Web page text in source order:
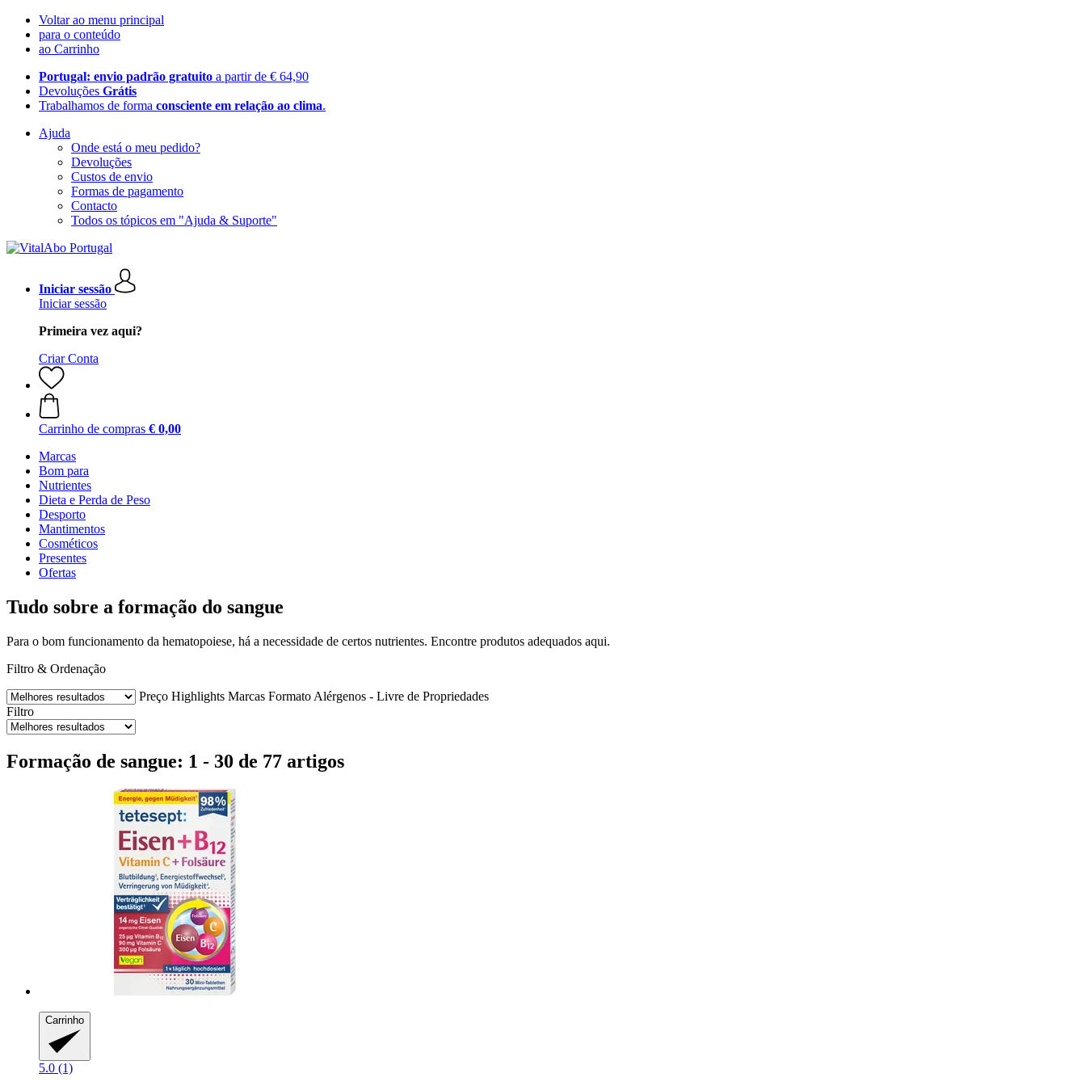
Voltar ao menu principal
para o conteúdo
ao Carrinho
Portugal: envio padrão gratuito a partir de € 64,90
Devoluções Grátis
Trabalhamos de forma consciente em relação ao clima.
Ajuda
Onde está o meu pedido?
Devoluções
Custos de envio
Formas de pagamento
Contacto
Todos os tópicos em "Ajuda & Suporte"
Iniciar sessão
Iniciar sessão
Primeira vez aqui?
Criar Conta
Carrinho de compras € 0,00
Marcas
Bom para
Nutrientes
Dieta e Perda de Peso
Desporto
Mantimentos
Cosméticos
Presentes
Ofertas
Tudo sobre a formação do sangue
Para o bom funcionamento da hematopoiese, há a necessidade de certos nutrientes. Encontre produtos adequados aqui.
Filtro & Ordenação
Preço Highlights Marcas Formato Alérgenos - Livre de Propriedades
Filtro
Formação de sangue: 1 - 30 de 77 artigos
Carrinho
5.0 (1)